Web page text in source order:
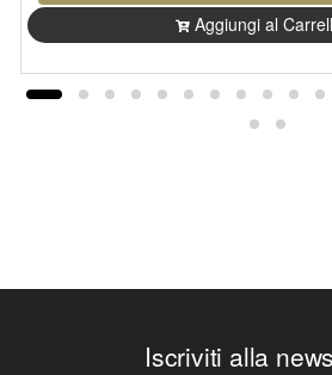
Aggiungi al
Iscriviti alla